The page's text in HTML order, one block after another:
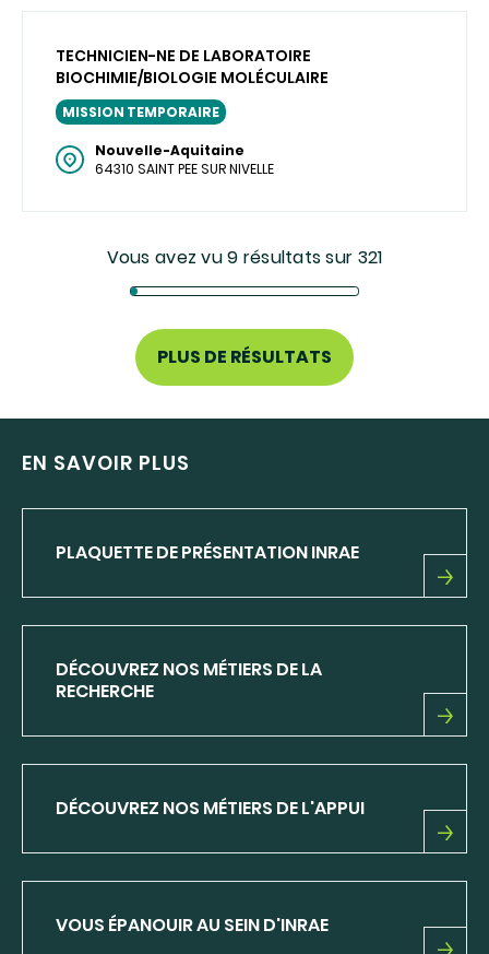
TECHNICIEN-NE DE LABORATOIRE
BIOCHIMIE/BIOLOGIE MOLÉCULAIRE
MISSION TEMPORAIRE
Nouvelle-Aquitaine
64310 SAINT PEE SUR NIVELLE
Vous avez vu 9 résultats sur 321
PLUS DE RÉSULTATS
EN SAVOIR PLUS
PLAQUETTE DE PRÉSENTATION INRAE
PLAQUETTE
INRAE
DÉCOUVREZ NOS MÉTIERS DE LA
RECHERCHE
DÉCOUVREZ
DE
LA
DÉCOUVREZ NOS MÉTIERS DE L'APPUI
DÉCOUVREZ
L'APPUI
VOUS ÉPANOUIR AU SEIN D'INRAE